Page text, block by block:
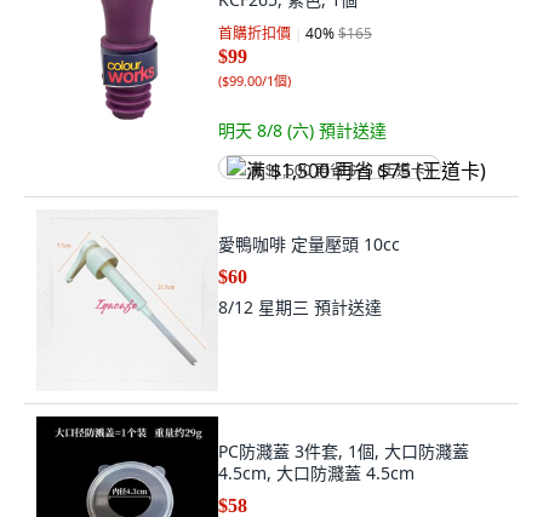
首購折扣價 40%$165
$99
($99.00/1個)
明天 8/8 (六) 預計送達
满 $1,500 再省 $75 (王道卡)
愛鴨咖啡 定量壓頭 10cc
$60
8/12 星期三 預計送達
PC防濺蓋 3件套, 1個, 大口防濺蓋
4.5cm, 大口防濺蓋 4.5cm
$58